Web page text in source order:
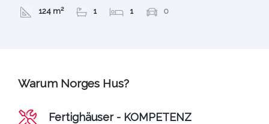
124 m² 1 1 0
Warum Norges Hus?
Fertighäuser - KOMPETENZ